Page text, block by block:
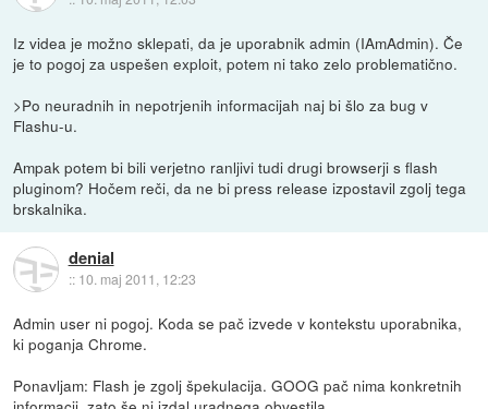
Iz videa je možno sklepati, da je uporabnik admin (IAmAdmin). Če
je to pogoj za uspešen exploit, potem ni tako zelo problematično.
>Po neuradnih in nepotrjenih informacijah naj bi šlo za bug v
Flashu-u.
Ampak potem bi bili verjetno ranljivi tudi drugi browserji s flash
pluginom? Hočem reči, da ne bi press release izpostavil zgolj tega
brskalnika.
denial
:: 10. maj 2011, 12:23
Admin user ni pogoj. Koda se pač izvede v kontekstu uporabnika,
ki poganja Chrome.
Ponavljam: Flash je zgolj špekulacija. GOOG pač nima konkretnih